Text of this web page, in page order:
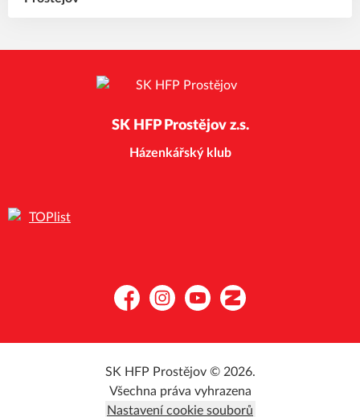
SK HFP Prostějov z.s.
Házenkářský klub
FacebookInstagramYouTubeZonerama
SK HFP Prostějov © 2026.
Všechna práva vyhrazena
Nastavení cookie souborů